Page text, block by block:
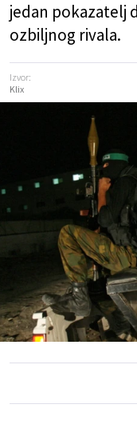
jedan pokazatelj
ozbiljnog rivala.
Izvor:
Klix